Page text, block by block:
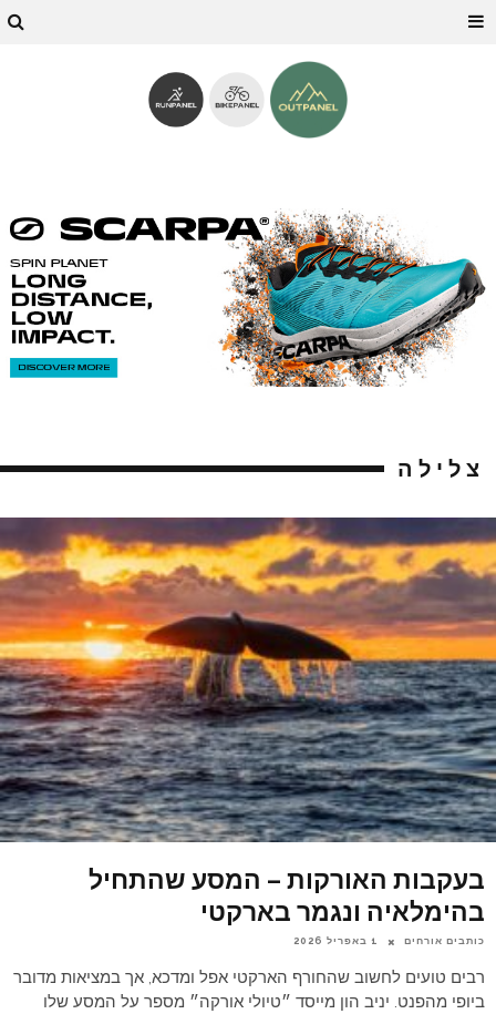
צלילה
בעקבות האורקות – המסע שהתחיל
בהימלאיה ונגמר בארקטי
כותבים אורחים 1 באפריל 2026
רבים טועים לחשוב שהחורף הארקטי אפל ומדכא, אך במציאות מדובר
ביופי מהפנט. יניב הון מייסד ״טיולי אורקה״ מספר על המסע שלו